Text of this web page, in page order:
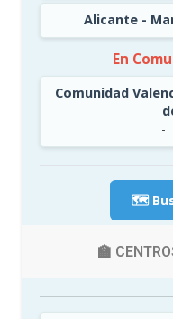
Alicante -
En
Comunidad
-
🗺️
🏫